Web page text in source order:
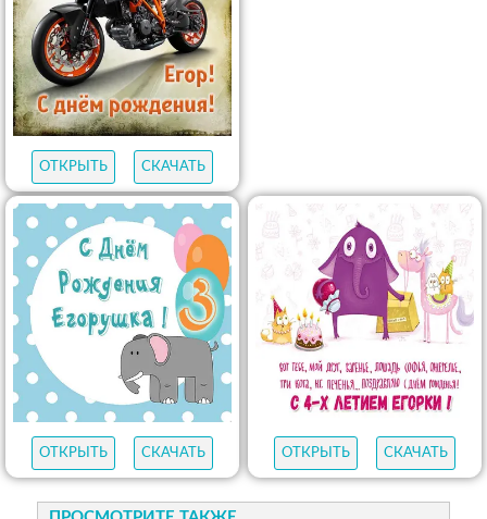
ОТКРЫТЬ СКАЧАТЬ
ОТКРЫТЬ СКАЧАТЬ ОТКРЫТЬ СКАЧАТЬ